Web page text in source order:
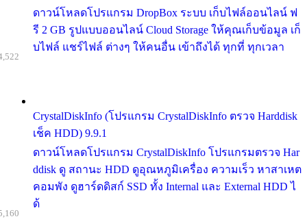
ดาวน์โหลดโปรแกรม DropBox ระบบ เก็บไฟล์ออนไลน์ ฟ
รี 2 GB รูปแบบออนไลน์ Cloud Storage ให้คุณเก็บข้อมูล เก็
บไฟล์ แชร์ไฟล์ ต่างๆ ให้คนอื่น เข้าถึงได้ ทุกที่ ทุกเวลา
CrystalDiskInfo (โปรแกรม CrystalDiskInfo ตรวจ Harddisk
เช็ค HDD) 9.9.1
ดาวน์โหลดโปรแกรม CrystalDiskInfo โปรแกรมตรวจ Har
ddisk ดู สถานะ HDD ดูอุณหภูมิเครื่อง ความเร็ว หาสาเหต
คอมพัง ดูฮาร์ดดิสก์ SSD ทั้ง Internal และ External HDD ไ
ด้